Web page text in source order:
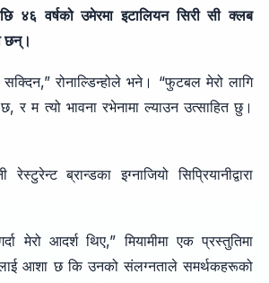
४६ वर्षको उमेरमा इटालियन सिरी सी क्लब
छन्।
रोनाल्डिन्होले भने। “फुटबल मेरो लागि
र म त्यो भावना रभेनामा ल्याउन उत्साहित छु।
ब्रान्डका इग्नाजियो सिप्रियानीद्वारा
मेरो आदर्श थिए,” मियामीमा एक प्रस्तुतिमा
आशा छ कि उनको संलग्नताले समर्थकहरूको